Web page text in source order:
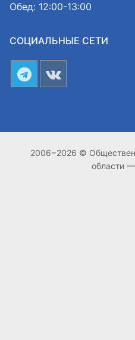
Обед: 12:00-13:00
СОЦИАЛЬНЫЕ СЕТИ
2006−2026 ©
области